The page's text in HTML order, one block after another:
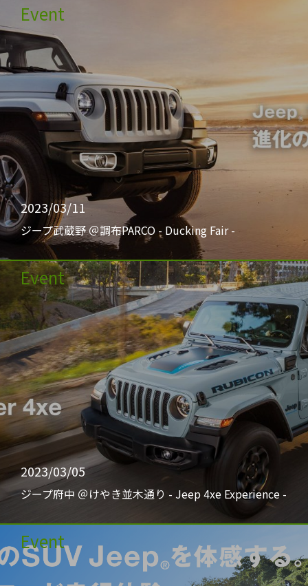
Event
2023/03/11
ジープ武蔵野 ＠調布PARCO - Ducking Fair -
Event
2023/03/05
ジープ府中 ＠けやき並木通り - Jeep 4xe Experience -
Event